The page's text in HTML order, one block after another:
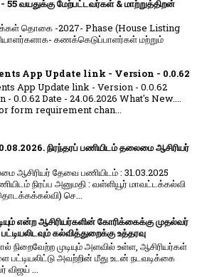
வயதுக்கு மேற்பட்டவர்கள் & மாற்றுத்திறன்
தொகை -2027- Phase (House Listing
கணக்கெடுப்பாளர்கள் மற்றும்
App Update link - Version - 0.0.62
App Update link - Version - 0.0.62
- 0.0.62 Date - 24.06.2026 What's New....
form requirement chan...
நிரந்தரப் பணியிடம் தலைமை ஆசிரியர்
ஆசிரியர் தேவை பணியிடம் : 31.03.2025
நிரப்ப அனுமதி : வள்ளியூர் மாவட்டக்கல்வி
செ...
என்ற ஆசிரியர்களின் கோரிக்கைக்கு முதல்வர்
கல்வித்துறைக்கு உத்தரவு
நிறைவேற்ற முடியும் அளவில் உள்ள, ஆசிரியர்கள்
அவற்றின் மீது உடன் நடவடிக்கை
விஜய் ...